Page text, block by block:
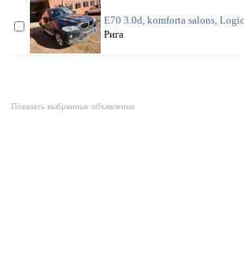
E70 3.0d, komforta salons,
Рига
Показать выбранные объявления